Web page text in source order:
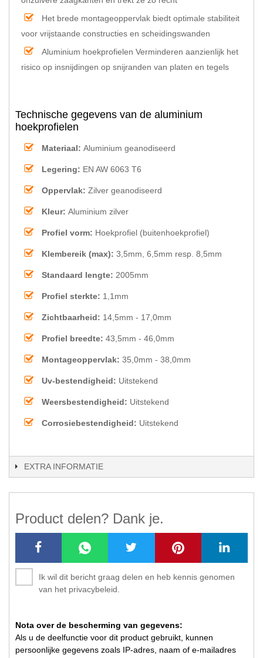
Het brede montageoppervlak biedt optimale stabiliteit
voor vrijstaande constructies en scheidingswanden
Aluminium hoekprofielen Verminderen aanzienlijk het
risico op insnijdingen op snijranden van platen en tegels
Technische gegevens van de aluminium
hoekprofielen
Materiaal: Aluminium geanodiseerd
Legering: EN AW 6063 T6
Oppervlak: Zilver geanodiseerd
Kleur: Aluminium zilver
Profiel vorm: Hoekprofiel (buitenhoekprofiel)
Klembereik (max): 3,5mm, 6,5mm resp. 8,5mm
Standaard lengte: 2005mm
Profiel sterkte: 1,1mm
Zichtbaarheid: 14,5mm - 17,0mm
Profiel breedte: 43,5mm - 46,0mm
Montageoppervlak: 35,0mm - 38,0mm
Uv-bestendigheid: Uitstekend
Weersbestendigheid: Uitstekend
Corrosiebestendigheid: Uitstekend
EXTRA INFORMATIE
Product delen? Dank je.
Ik wil dit bericht graag delen en heb kennis genomen
van het privacybeleid.
Nota over de bescherming van gegevens:
Als u de deelfunctie voor dit product gebruikt, kunnen
persoonlijke gegevens zoals IP-adres, naam of e-mailadres